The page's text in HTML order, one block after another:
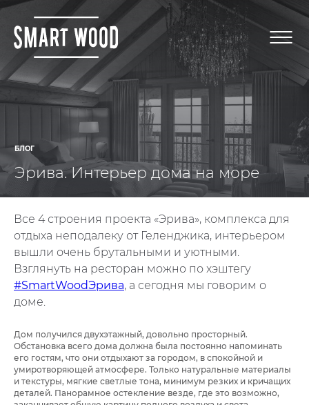
БЛОГ
Эрива. Интерьер дома на море
Все 4 строения проекта «Эрива», комплекса для
отдыха неподалеку от Геленджика, интерьером
вышли очень брутальными и уютными.
Взглянуть на ресторан можно по хэштегу
#SmartWoodЭрива, а сегодня мы говорим о
доме.
Дом получился двухэтажный, довольно просторный.
Обстановка всего дома должна была постоянно напоминать
его гостям, что они отдыхают за городом, в спокойной и
умиротворяющей атмосфере. Только натуральные материалы
и текстуры, мягкие светлые тона, минимум резких и кричащих
деталей. Панорамное остекление везде, где это возможно,